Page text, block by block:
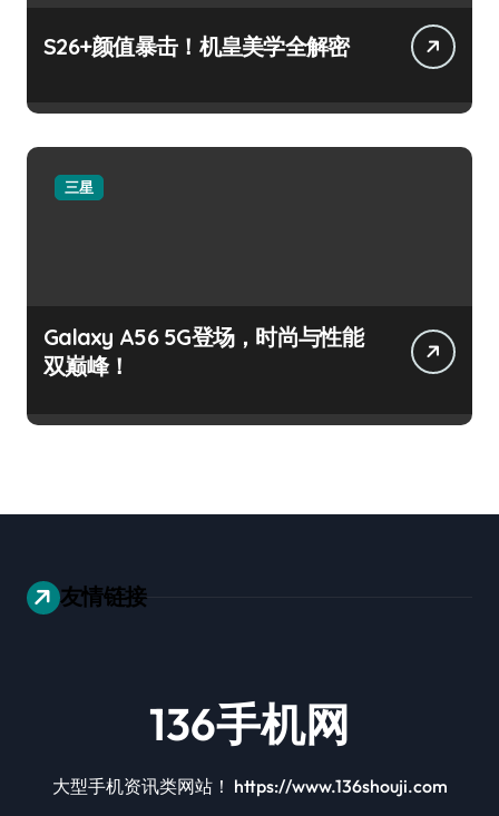
S26+颜值暴击！机皇美学全解密
三星
Galaxy A56 5G登场，时尚与性能
双巅峰！
友情链接
136手机网
大型手机资讯类网站！ https://www.136shouji.com